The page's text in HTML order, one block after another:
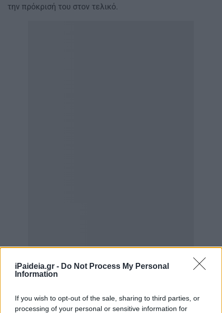
iPaideia.gr - Do Not Process My Personal
Information
If you wish to opt-out of the sale, sharing to third parties, or
processing of your personal or sensitive information for
την πρόκρισή του στον τελικό.